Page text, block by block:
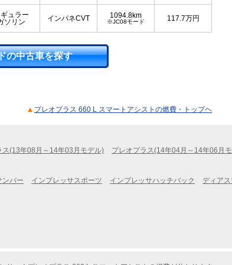
ュラー
ソリン
インパネCVT 1094.8km
※JC08モード 117.7万円
の中古車を探す
プレオプラス 660 L スマートアシストの燃費・トップヘ
ス(13年08月～14年03月モデル)
プレオプラス(14年04月～14年06月
ンバー インプレッサスポーツ インプレッサハッチバック ディア